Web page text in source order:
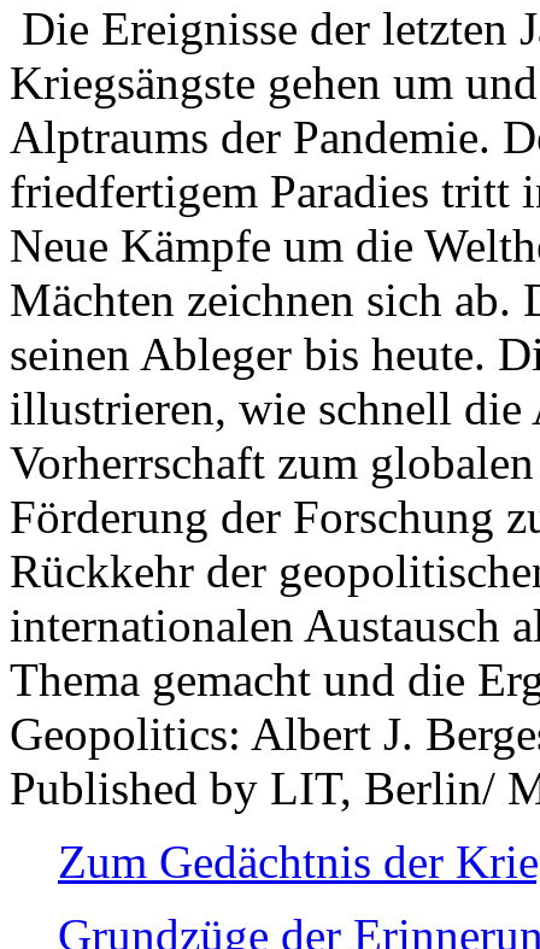
Die Ereignisse der letzten
Kriegsängste gehen um
Alptraums der Pandemie.
friedfertigem Paradies tritt
Neue Kämpfe um die
Mächten zeichnen sich
seinen Ableger bis heute.
illustrieren, wie schnell die
Vorherrschaft zum
Förderung der Forschung
Rückkehr der
internationalen Austausch
Thema gemacht und die
Geopolitics: Albert J.
Published by LIT, Berlin/
Zum Gedächtnis der
Grundzüge der